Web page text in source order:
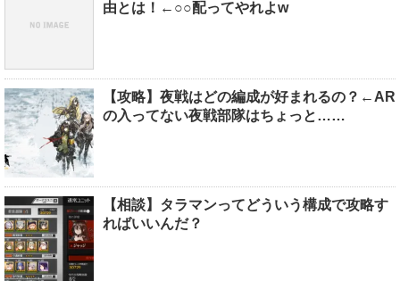
由とは！←○○配ってやれよw
【攻略】夜戦はどの編成が好まれるの？←AR
の入ってない夜戦部隊はちょっと……
【相談】タラマンってどういう構成で攻略す
ればいいんだ？